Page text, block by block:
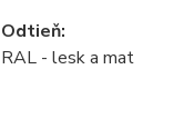
Odtieň:
RAL - lesk a mat